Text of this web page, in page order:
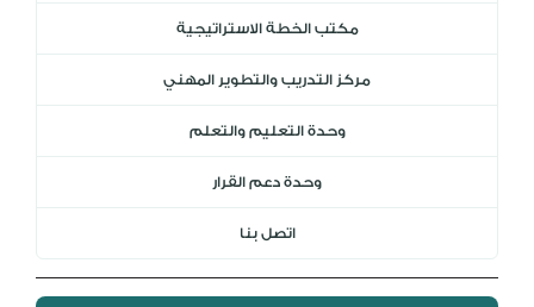
مكتب الخطة الاستراتيجية
مركز التدريب والتطوير المهني
وحدة التعليم والتعلم
وحدة دعم القرار
اتصل بنا